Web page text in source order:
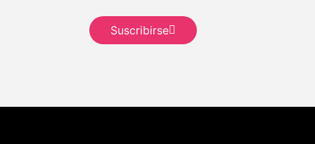
Suscribirse